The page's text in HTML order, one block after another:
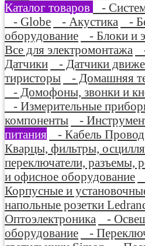
Каталог товаров
-
- Globe
- Акустика
-
оборудование
- Блоки и
Все для электромонтажа
Датчики
- Датчики
тиристоры
- Домашняя
- Домофоны, звонки и
- Измерительные
компоненты
-
питания
- Кабель Провод
Кварцы, фильтры,
переключатели, разъемы,
и офисное оборудование
Корпусные и
напольные розетки
Оптоэлектроника
-
оборудование
-